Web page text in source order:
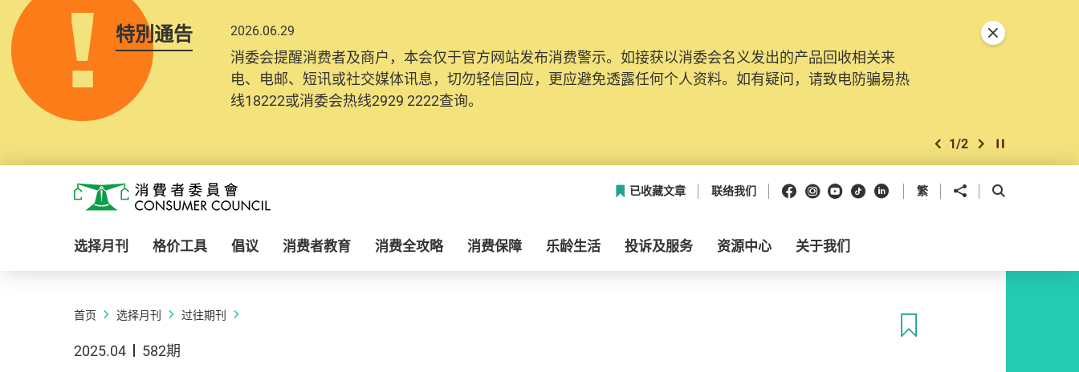
特別通告 2026.06.29
消委会提醒消费者及商户，本会仅于官方网站发布消费警示。如接获以消委会名义发出的产品回收相关来
电、电邮、短讯或社交媒体讯息，切勿轻信回应，更应避免透露任何个人资料。如有疑问，请致电防骗易热
线18222或消委会热线2929 2222查询。
上一个
1/2 下一个开始/暂停幻灯
关闭特別通告
消费者委员会
已收藏文章 联络我们 Facebook
Instagram
Youtube
抖音领英 繁 分享到 开启搜寻框
选择月刊 格价工具 倡议 消费者教育 消费全攻略 消费保障 乐龄生活 投诉及服务 资源中心 关于我们
首页 选择月刊 过往期刊
2025.04 582期